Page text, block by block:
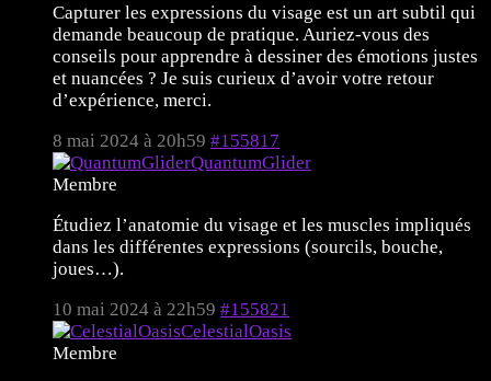
Capturer les expressions du visage est un art subtil qui
demande beaucoup de pratique. Auriez-vous des
conseils pour apprendre à dessiner des émotions justes
et nuancées ? Je suis curieux d’avoir votre retour
d’expérience, merci.
8 mai 2024 à 20h59 #155817
QuantumGlider
Membre
Étudiez l’anatomie du visage et les muscles impliqués
dans les différentes expressions (sourcils, bouche,
joues…).
10 mai 2024 à 22h59 #155821
CelestialOasis
Membre